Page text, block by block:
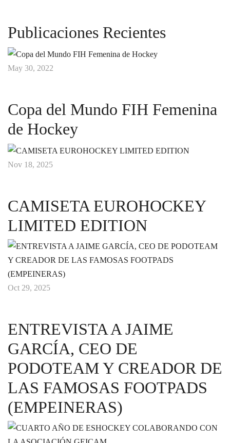
Publicaciones Recientes
May 30, 2022
Copa del Mundo FIH Femenina
de Hockey
Nov 18, 2025
CAMISETA EUROHOCKEY
LIMITED EDITION
Oct 29, 2025
ENTREVISTA A JAIME
GARCÍA, CEO DE
PODOTEAM Y CREADOR DE
LAS FAMOSAS FOOTPADS
(EMPEINERAS)